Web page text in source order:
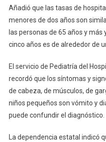
Añadió que las tasas de
menores de dos años son
las personas de 65 años y
cinco años es de alrededor de
El servicio de Pediatría del
recordó que los síntomas y
de cabeza, de músculos, de
niños pequeños son vómito y
puede confundir el diagnóstico.
La dependencia estatal indicó